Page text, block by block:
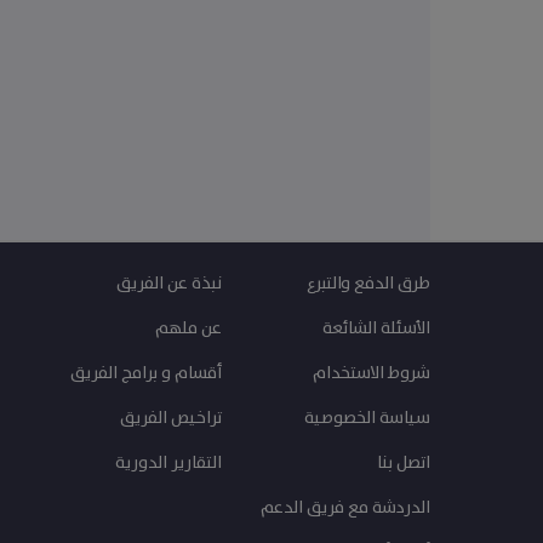
طرق الدفع والتبرع
الأسئلة الشائعة
شروط الاستخدام
سياسة الخصوصية
اتصل بنا
الدردشة مع فريق الدعم
نبذة عن الفريق
عن ملهم
أقسام و برامج الفريق
تراخيص الفريق
التقارير الدورية